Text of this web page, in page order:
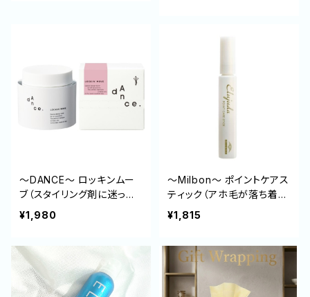
～DANCE～ ロッキンムー
ブ（スタイリング剤に迷った
ら）
¥1,980
～Milbon～ ポイントケアス
ティック（アホ毛が落ち着
く）
¥1,815